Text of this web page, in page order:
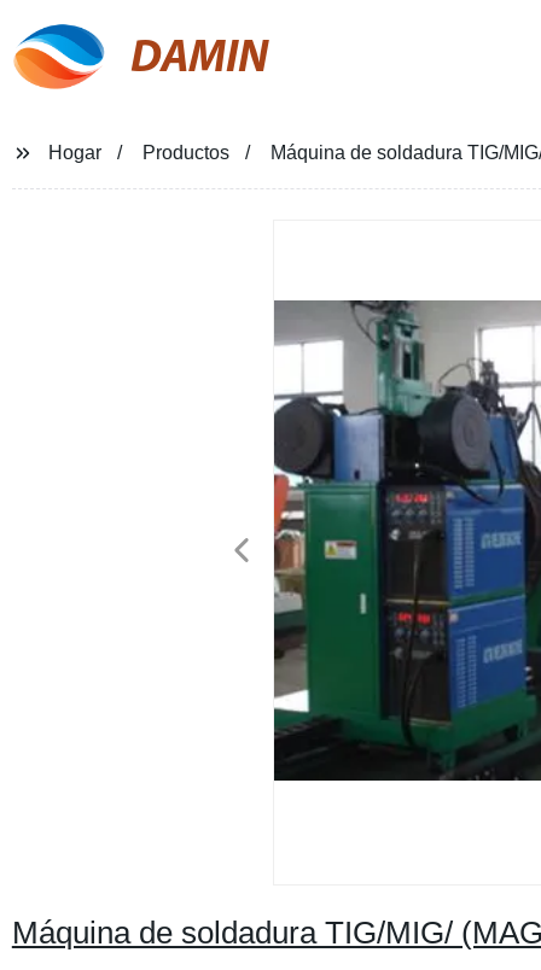
DAMIN
Hogar Productos Máquina de soldadura TIG/
Máquina de soldadura TIG/MIG/